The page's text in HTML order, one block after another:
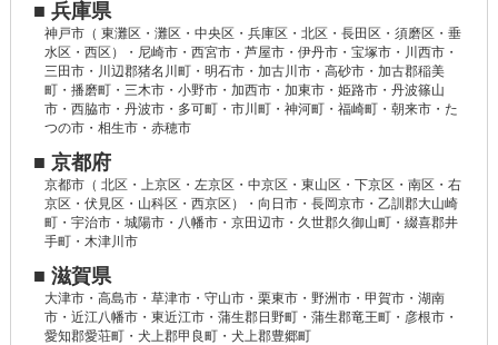
■ 兵庫県
神戸市（ 東灘区・灘区・中央区・兵庫区・北区・長田区・須磨区・垂
水区・西区）・尼崎市・西宮市・芦屋市・伊丹市・宝塚市・川西市・
三田市・川辺郡猪名川町・明石市・加古川市・高砂市・加古郡稲美
町・播磨町・三木市・小野市・加西市・加東市・姫路市・丹波篠山
市・西脇市・丹波市・多可町・市川町・神河町・福崎町・朝来市・た
つの市・相生市・赤穂市
■ 京都府
京都市（ 北区・上京区・左京区・中京区・東山区・下京区・南区・右
京区・伏見区・山科区・西京区）・向日市・長岡京市・乙訓郡大山崎
町・宇治市・城陽市・八幡市・京田辺市・久世郡久御山町・綴喜郡井
手町・木津川市
■ 滋賀県
大津市・高島市・草津市・守山市・栗東市・野洲市・甲賀市・湖南
市・近江八幡市・東近江市・蒲生郡日野町・蒲生郡竜王町・彦根市・
愛知郡愛荘町・犬上郡甲良町・犬上郡豊郷町